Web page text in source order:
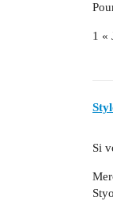
1 «
Si